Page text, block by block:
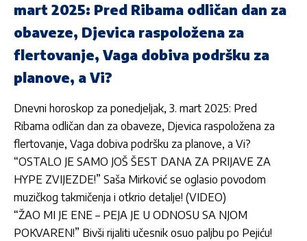
mart 2025: Pred Ribama odličan dan za
obaveze, Djevica raspoložena za
flertovanje, Vaga dobiva podršku za
planove, a Vi?
Dnevni horoskop za ponedjeljak, 3. mart 2025: Pred
Ribama odličan dan za obaveze, Djevica raspoložena za
flertovanje, Vaga dobiva podršku za planove, a Vi?
“OSTALO JE SAMO JOŠ ŠEST DANA ZA PRIJAVE ZA
HYPE ZVIJEZDE!” Saša Mirković se oglasio povodom
muzičkog takmičenja i otkrio detalje! (VIDEO)
“ŽAO MI JE ENE – PEJA JE U ODNOSU SA NJOM
POKVAREN!” Bivši rijaliti učesnik osuo paljbu po Pejiću!